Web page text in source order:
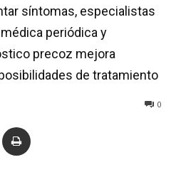
síntomas, especialistas
periódica y
precoz mejora
de tratamiento
0